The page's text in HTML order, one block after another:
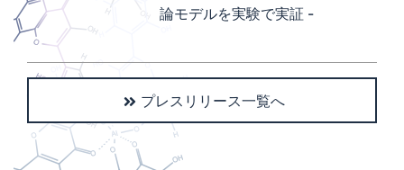
論モデルを実験で実証 -
プレスリリース一覧へ